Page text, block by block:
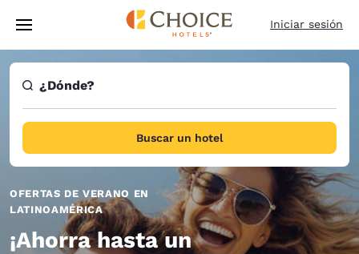
Pasar A Contenido Principal
Iniciar sesión
¿Dónde?
Buscar un hotel
OFERTAS DE VERANO EN
LATINOAMÉRICA
¡Ahorra hasta un